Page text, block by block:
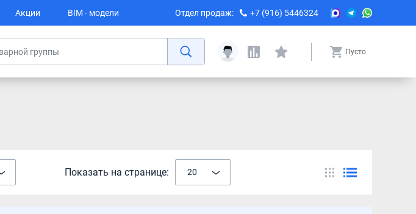
Акции BIM - модели Отдел продаж: +7 (916) 5446324
Пусто
Показать на странице: 20